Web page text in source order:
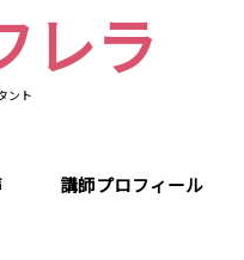
レラ
ント
講師プロフィール